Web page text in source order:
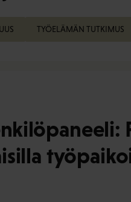
TYÖELÄMÄN TUTKIMUS